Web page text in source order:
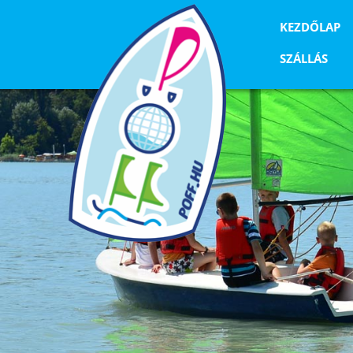
KEZDŐLAP
SZÁLLÁS